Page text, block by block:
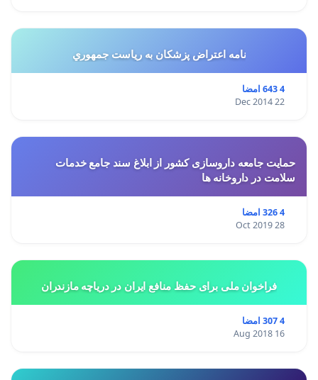
نامه اعتراض پزشكان به رياست جمهوري
4 643 امضا
22 Dec 2014
حمایت جامعه داروسازی کشور از ابلاغ سند جامع خدمات
سلامت در داروخانه ها
4 326 امضا
28 Oct 2019
فراخوان ملی برای حفظ منافع ایران در دریاچه مازندران
4 307 امضا
16 Aug 2018